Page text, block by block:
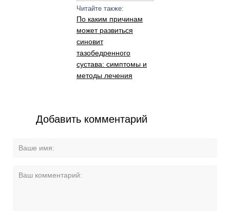
Читайте также:
По каким причинам
может развиться
синовит
тазобедренного
сустава: симптомы и
методы лечения
Добавить комментарий